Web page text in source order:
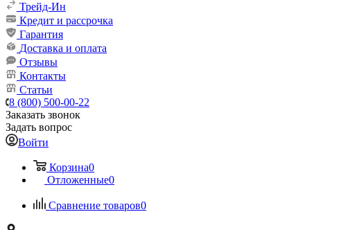
Трейд-Ин
Кредит и рассрочка
Гарантия
Доставка и оплата
Отзывы
Контакты
Статьи
8 (800) 500-00-22
Заказать звонок
Задать вопрос
Войти
Корзина0
Отложенные0
Сравнение товаров0